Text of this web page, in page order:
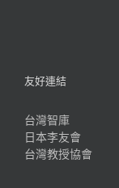
友好連結
台灣智庫
日本李友會
台灣教授協會